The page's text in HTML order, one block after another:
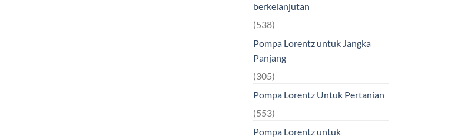
berkelanjutan
(538)
Pompa Lorentz untuk Jangka
Panjang
(305)
Pompa Lorentz Untuk Pertanian
(553)
Pompa Lorentz untuk